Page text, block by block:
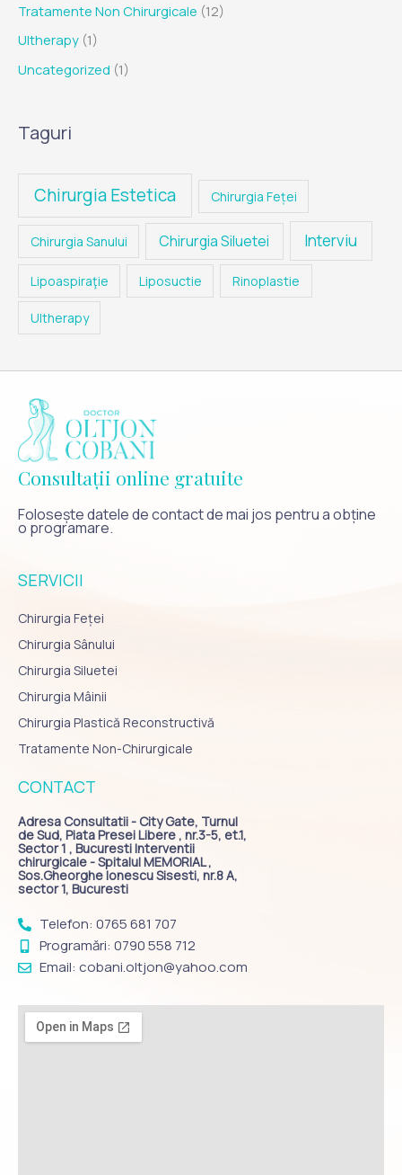
Tratamente Non Chirurgicale (12)
Ultherapy (1)
Uncategorized (1)
Taguri
Chirurgia Estetica Chirurgia Feței
Chirurgia Sanului Chirurgia Siluetei Interviu
Lipoaspiraţie Liposuctie Rinoplastie
Ultherapy
Consultații online gratuite
Folosește datele de contact de mai jos pentru a obține
o programare.
SERVICII
Chirurgia Feței
Chirurgia Sânului
Chirurgia Siluetei
Chirurgia Mâinii
Chirurgia Plastică Reconstructivă
Tratamente Non-Chirurgicale
CONTACT
Adresa Consultatii - City Gate, Turnul
de Sud, Piata Presei Libere , nr.3-5, et.1,
Sector 1 , Bucuresti Interventii
chirurgicale - Spitalul MEMORIAL ,
Sos.Gheorghe Ionescu Sisesti, nr.8 A,
sector 1, Bucuresti
Telefon: 0765 681 707
Programări: 0790 558 712
Email: cobani.oltjon@yahoo.com